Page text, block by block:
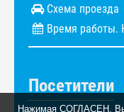
Нажимая СОГЛАСЕН,
Схема проезда
Время работы.
Посетители